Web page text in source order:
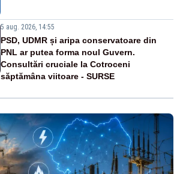
5 aug. 2026, 14:55
PSD, UDMR și aripa conservatoare din
PNL ar putea forma noul Guvern.
Consultări cruciale la Cotroceni
săptămâna viitoare - SURSE